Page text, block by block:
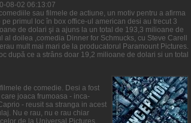
08-02 06:13:07
sau filmele de actiune, un motiv pentru a afirma
primul loc în box office-ul american desi au trecut 3
de dolari şi a ajuns la un total de 193,3 milioane de
doilea ,comedia Dinner for Schmucks, cu Steve Carell
mult mai mari de la producatorul Paramount Pictures.
după ce a strâns doar 19,2 milioane de dolari si un total
de comedie. Desi a fost
joaca frumoasa - inca-
- reusit sa stranga in acest
Nu e rau, nu e rau chiar
de la Universal Pictures,